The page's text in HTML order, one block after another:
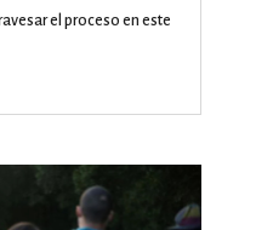
el proceso en este